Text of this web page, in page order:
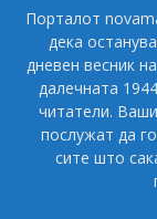
Порталот
дека
дневен весник
далечната
читатели.
послужат да
сите што